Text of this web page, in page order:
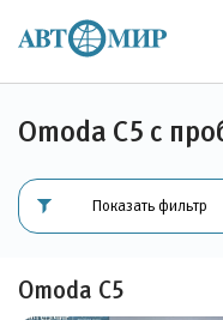
Omoda C5 с
Показать фильтр
Omoda C5